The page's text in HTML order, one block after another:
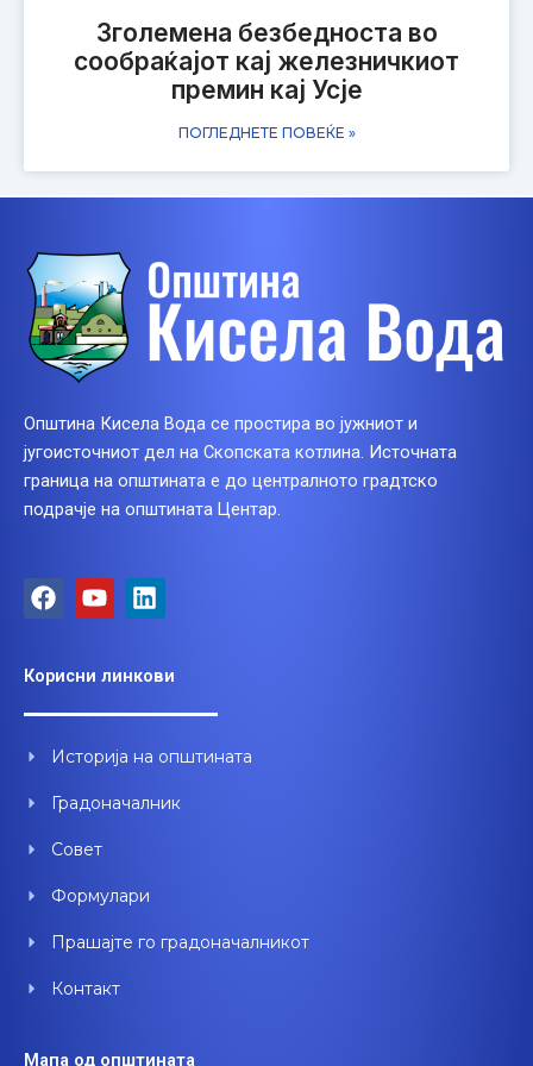
Зголемена безбедноста во
сообраќајот кај железничкиот
премин кај Усје
ПОГЛЕДНЕТЕ ПОВЕЌЕ »
Општина Кисела Вода се простира во јужниот и
југоисточниот дел на Скопската котлина. Источната
граница на општината е до централното градтско
подрачје на општината Центар.
F
a
b
o
k
Y
o
u
b
L
i
e
d
n
Корисни линкови
Историја на општината
Градоначалник
Совет
Формулари
Прашајте го градоначалникот
Контакт
Мапа од општината